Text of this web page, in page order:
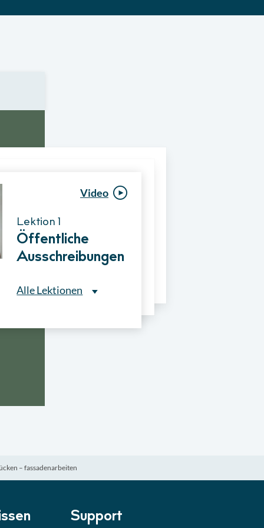
Video
Lektion 1
Öffentliche
Ausschreibungen
Alle Lektionen
Vergabeverfahre
Alle Lektionen
im Vergabeverfahren► 3:18 Min
von Angeboten Lektion
– fassadenarbeiten
Support